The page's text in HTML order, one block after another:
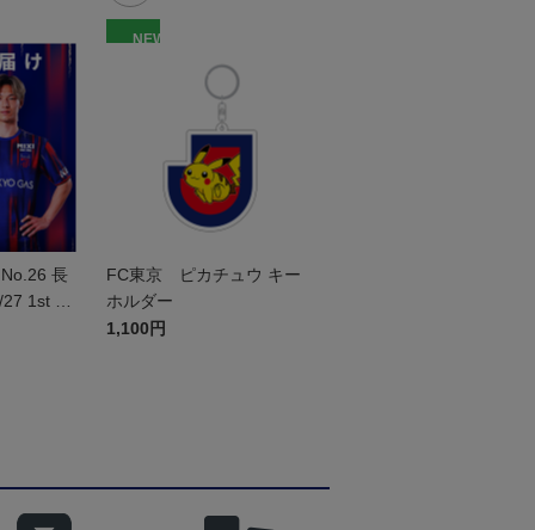
長
1st レ
NEW
FC東京 ピカチュウ キー
ホルダー
1,100円